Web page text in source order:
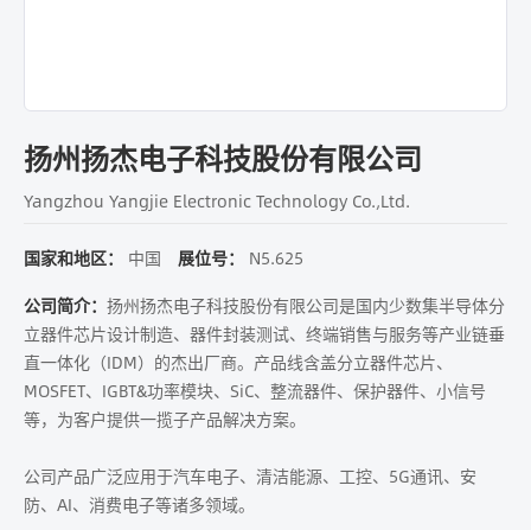
扬州扬杰电子科技股份有限公司
Yangzhou Yangjie Electronic Technology Co.,Ltd.
国家和地区： 中国 展位号：
N5.625
公司简介： 扬州扬杰电子科技股份有限公司是国内少数集半导体分
立器件芯片设计制造、器件封装测试、终端销售与服务等产业链垂
直一体化（IDM）的杰出厂商。产品线含盖分立器件芯片、
MOSFET、IGBT&功率模块、SiC、整流器件、保护器件、小信号
等，为客户提供一揽子产品解决方案。
公司产品广泛应用于汽车电子、清洁能源、工控、5G通讯、安
防、AI、消费电子等诸多领域。